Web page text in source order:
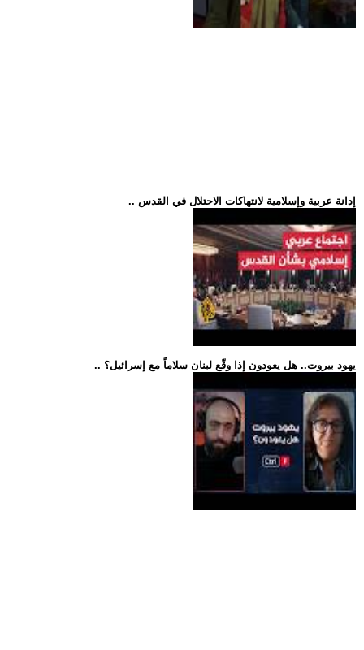
.. إدانة عربية وإسلامية لانتهاكات الاحتلال في القدس
.. يهود بيروت.. هل يعودون إذا وقّع لبنان سلاماً مع إسرائيل؟